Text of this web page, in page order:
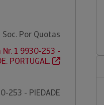
Soc. Por Quotas
Nr. 1 9930-253 -
PORTUGAL.
253 - PIEDADE